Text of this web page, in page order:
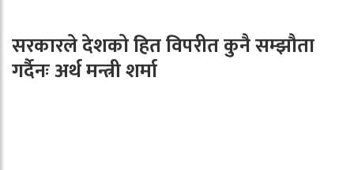
सरकारले देशको हित विपरीत कुनै सम्झौता
गर्दैनः अर्थ मन्त्री शर्मा